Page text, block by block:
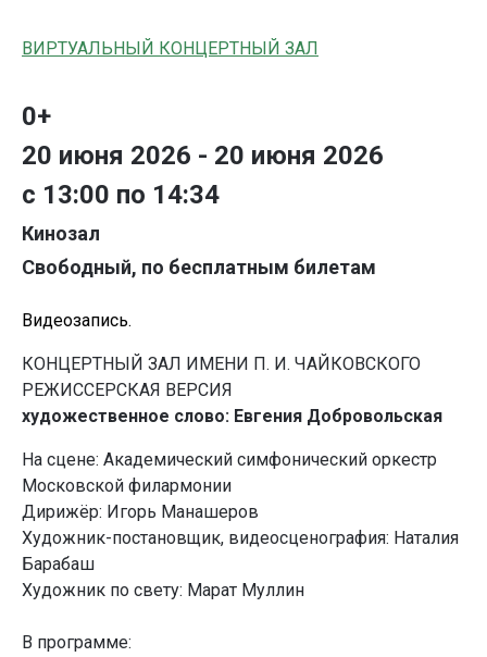
ВИРТУАЛЬНЫЙ КОНЦЕРТНЫЙ ЗАЛ
0+
20 июня 2026 - 20 июня 2026
с 13:00 по 14:34
Кинозал
Свободный, по бесплатным билетам
Видеозапись.
КОНЦЕРТНЫЙ ЗАЛ ИМЕНИ П. И. ЧАЙКОВСКОГО
РЕЖИССЕРСКАЯ ВЕРСИЯ
художественное слово: Евгения Добровольская
На сцене: Академический симфонический оркестр
Московской филармонии
Дирижёр: Игорь Манашеров
Художник-постановщик, видеосценография: Наталия
Барабаш
Художник по свету: Марат Муллин
В программе: